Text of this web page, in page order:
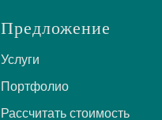
Предложение
Услуги
Портфолио
Рассчитать стоимость